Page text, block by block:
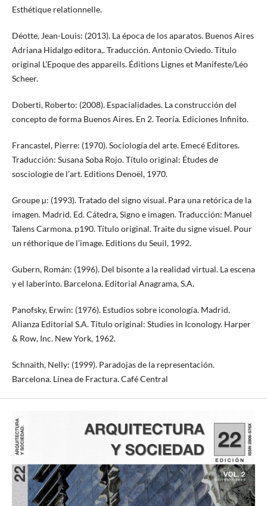
Esthétique relationnelle.
Déotte, Jean-Louis: (2013). La época de los aparatos. Buenos Aires
Adriana Hidalgo editora,. Traducción. Antonio Oviedo. Título
original L’Epoque des appareils. Éditions Lignes et Manifeste/Léo
Scheer.
Doberti, Roberto: (2008). Espacialidades. La construcción del
concepto de forma Buenos Aires. En 2. Teoría. Ediciones Infinito.
Francastel, Pierre: (1970). Sociología del arte. Emecé Editores.
Traducción: Susana Soba Rojo. Título original: Études de
sosciologie de l’art. Editions Denoël, 1970.
Groupe µ: (1993). Tratado del signo visual. Para una retórica de la
imagen. Madrid. Ed. Cátedra, Signo e imagen. Traducción: Manuel
Talens Carmona. p190. Título original. Traite du signe visuel. Pour
un réthorique de l’image. Editions du Seuil, 1992.
Gubern, Román: (1996). Del bisonte a la realidad virtual. La escena
y el laberinto. Barcelona. Editorial Anagrama, S.A.
Panofsky, Erwin: (1976). Estudios sobre iconología. Madrid.
Alianza Editorial S.A. Título original: Studies in Iconology. Harper
& Row, Inc. New York, 1962.
Schnaith, Nelly: (1999). Paradojas de la representación.
Barcelona. Línea de Fractura. Café Central